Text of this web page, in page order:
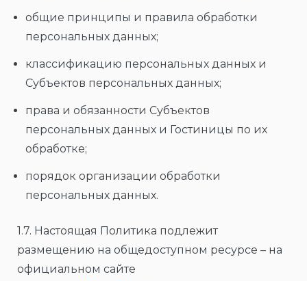
общие принципы и правила обработки
персональных данных;
классификацию персональных данных и
Субъектов персональных данных;
права и обязанности Субъектов
персональных данных и Гостиницы по их
обработке;
порядок организации обработки
персональных данных.
1.7. Настоящая Политика подлежит
размещению на общедоступном ресурсе – на
официальном сайте